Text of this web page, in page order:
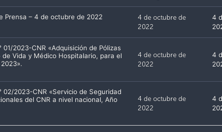
Prensa – 4 de octubre de 2022
4 de octubre de
2022
4
2023-CNR «Adquisición de Pólizas
Vida y Médico Hospitalario, para el
4 de octubre de
2022
4
02/2023-CNR «Servicio de Seguridad
del CNR a nivel nacional, Año
4 de octubre de
2022
4